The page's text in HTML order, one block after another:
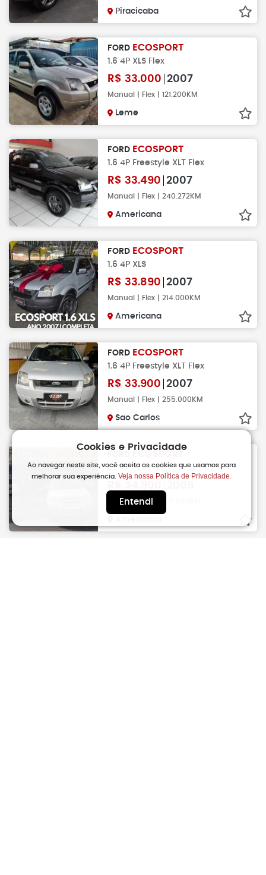
Piracicaba
FORD ECOSPORT
1.6 4P XLS Flex
R$ 33.000 2007
Manual | Flex | 121.200KM
Leme
FORD ECOSPORT
1.6 4P Freestyle XLT Flex
R$ 33.490 2007
Manual | Flex | 240.272KM
Americana
FORD ECOSPORT
1.6 4P XLS
R$ 33.890 2007
Manual | Flex | 214.000KM
Americana
FORD ECOSPORT
1.6 4P Freestyle XLT Flex
R$ 33.900 2007
Manual | Flex | 255.000KM
Sao Carlos
1.6 4P XLS Flex
Manual | Flex | 157.000KM
Cookies e Privacidade
Ao navegar neste site, você aceita os cookies que usamos para
melhorar sua experiência.Veja nossa Política de Privacidade.
Entendi